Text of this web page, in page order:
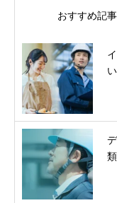
おすすめ記事